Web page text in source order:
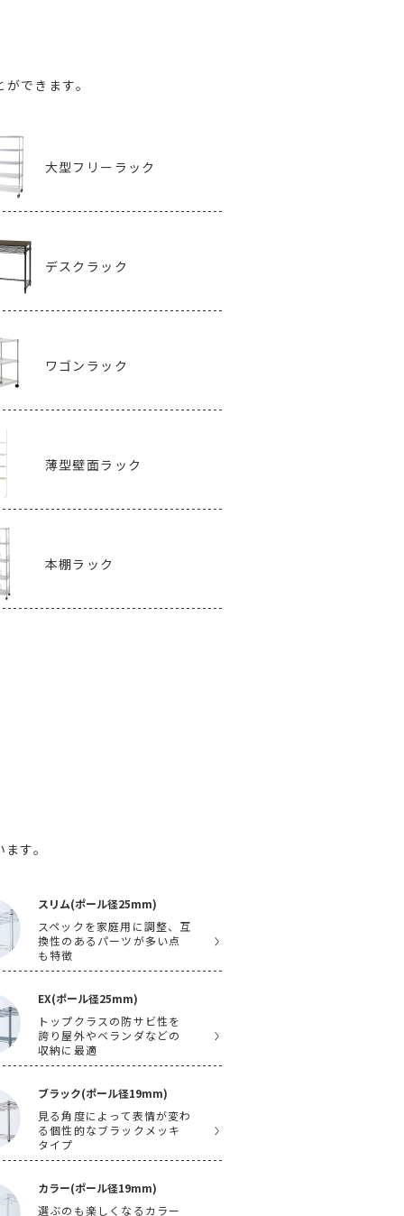
できます。
大型フリーラック
デスクラック
ワゴンラック
薄型壁面ラック
本棚ラック
す。
スリム(ポール径25mm)
スペックを家庭用に調整、互
換性のあるパーツが多い点
も特徴
EX(ポール径25mm)
トップクラスの防サビ性を
誇り屋外やベランダなどの
収納に最適
ブラック(ポール径19mm)
見る角度によって表情が変わ
る個性的なブラックメッキ
タイプ
カラー(ポール径19mm)
選ぶのも楽しくなるカラー